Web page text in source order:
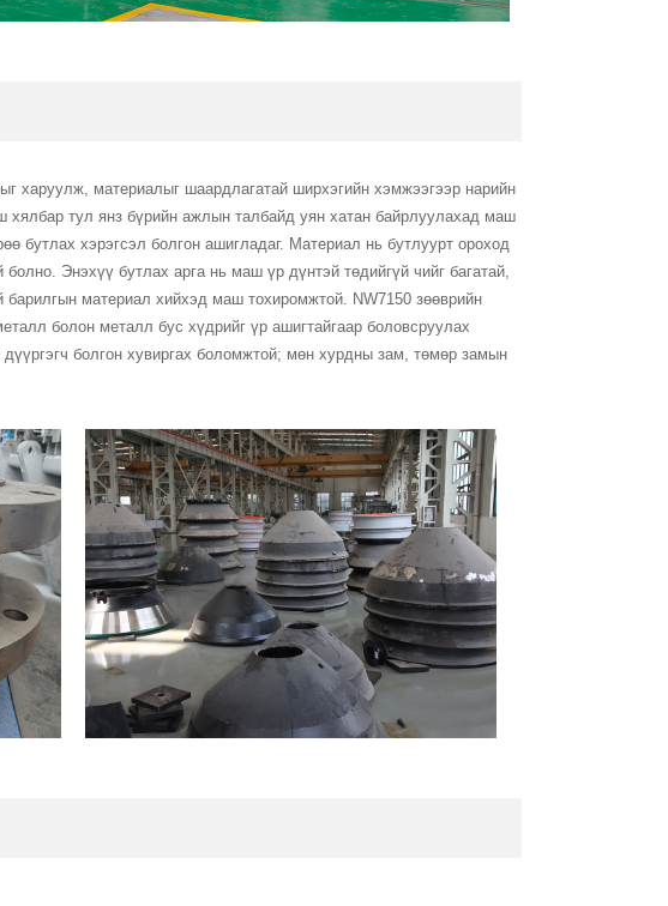
харуулж, материалыг шаардлагатай ширхэгийн хэмжээгээр нарийн
хялбар тул янз бүрийн ажлын талбайд уян хатан байрлуулахад маш
бутлах хэрэгсэл болгон ашигладаг. Материал нь бутлуурт ороход
Энэхүү бутлах арга нь маш үр дүнтэй төдийгүй чийг багатай,
материал хийхэд маш тохиромжтой. NW7150 зөөврийн
болон металл бус хүдрийг үр ашигтайгаар боловсруулах
болгон хувиргах боломжтой; мөн хурдны зам, төмөр замын